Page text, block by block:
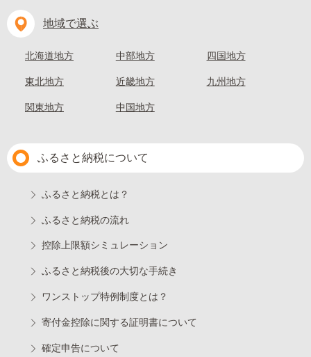
地域で選ぶ
北海道地方
東北地方
関東地方
中部地方
近畿地方
中国地方
四国地方
九州地方
ふるさと納税について
ふるさと納税とは？
ふるさと納税の流れ
控除上限額シミュレーション
ふるさと納税後の大切な手続き
ワンストップ特例制度とは？
寄付金控除に関する証明書について
確定申告について